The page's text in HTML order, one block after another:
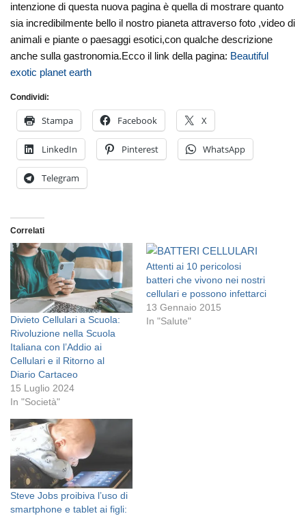
intenzione di questa nuova pagina è quella di mostrare quanto
sia incredibilmente bello il nostro pianeta attraverso foto ,video di
animali e piante o paesaggi esotici,con qualche descrizione
anche sulla gastronomia.Ecco il link della pagina: Beautiful
exotic planet earth
Condividi:
Stampa Facebook X
LinkedIn Pinterest WhatsApp
Telegram
Correlati
Divieto Cellulari a Scuola:
Rivoluzione nella Scuola
Italiana con l’Addio ai
Cellulari e il Ritorno al
Diario Cartaceo
15 Luglio 2024
In "Società"
Attenti ai 10 pericolosi
batteri che vivono nei nostri
cellulari e possono infettarci
13 Gennaio 2015
In "Salute"
Steve Jobs proibiva l’uso di
smartphone e tablet ai figli: